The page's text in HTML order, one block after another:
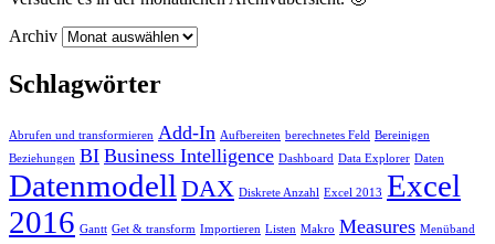
Archiv
Schlagwörter
Abrufen und transformieren Add-In Aufbereiten berechnetes Feld Bereinigen
Beziehungen BI Business Intelligence Dashboard Data Explorer Daten
Datenmodell DAX Diskrete Anzahl Excel 2013 Excel
2016 Gantt Get & transform Importieren Listen Makro Measures Menüband